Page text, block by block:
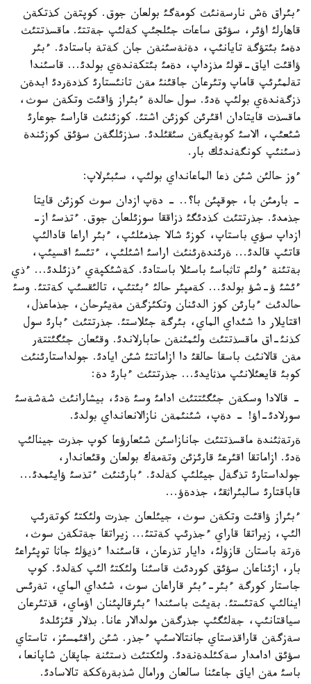
ءبئراق ةش نارسةنئث كومةگئ بولعان جوق. كوپتةن كذتكةن
قاهارلئ اؤئر، سؤئق ساعات جئلجئپ كةلئپ جةتتئ. ماقسذتتئث
دةمئ بئتؤگة تايانئپ، دةنةسئنةن جان كةتة باستادئ. ءبئر
ؤاقئت اياق-قولئ مذزداپ، دةمئ بئتكةندةي بولدئ... قاسئندا
تةلمئرئپ قاماپ وتئرعان جاقئنئ مةن تانئستارئ كذدةردئ ابدةن
ذزگةندةي بولئپ ةدئ. سول حالدة ءبئراز ؤاقئت وتكةن سوث،
ماقسذت قايتادان اقئرئن كوزئن اشتئ. كوزئنئث قاراسئ جوعارئ
شئعئپ، الاسئ كوبةيگةن سئقئلدئ. سذزئلگةن سؤئق كوزئندة
ذسئنئپ كونگةندئك بار.
ءوز حالئن شئن ذعا الماعانداي بولئپ، سئبئرلاپ:
- بارمئن با، جوقپئن با؟.. - دةپ ازدان سوث كوزئن قايتا
جذمدئ. جذرتتئث كذدئگئ ذزاققا سوزئلعان جوق. ءتذسئ از-
ازداپ سؤي باستاپ، كوزئ شالا جذمئلئپ، ءبئر اراعا قادالئپ
قاتئپ قالدئ... ةرئندةرئنئث اراسئ اشئلئپ، ءتئسئ اقسيئپ،
بةتئنة ءولئم تاثباسئ باسئلا باستادئ. كةشئكپةي ءذزئلدئ... ءذي
ءئشئ ؤ-شؤ بولدئ... كةمپئر حالئ ءبئتئپ، تالئقسئپ كةتتئ. وسئ
حالدئث ءبارئن كوز الدئنان وتكئزگةن مةيئرحان، جذماعذل،
اقتايلار دا شئداي الماي، بئرگة جئلاستئ. جذرتتئث ءبارئ سول
كذنئ-اق ماقسذتتئث ولئمئنةن حابارلاندئ. وقئعان جئگئتتةر
مةن قالانئث باسقا حالقئ دا ازاماتتئ شئن ايادئ. جولداستارئنئث
كوبئ قايعئلانئپ مذثايدئ... جذرتتئث ءبارئ دة:
- قالادا وسكةن جئگئتتئث ادامئ وسئ ةدئ، بيشارانئث شةشةسئ
سورلادئ-اؤ! - دةپ، شئنئمةن نازالانعانداي بولدئ.
ةرتةثئندة ماقسذتتئث جانازاسئن شئعارؤعا كوپ جذرت جينالئپ
ةدئ. ازاماتقا اقئرعئ قارئزئن وتةمةك بولعان وقئعاندار،
جولداستارئ تذگةل جيئلئپ كةلدئ. ءبارئنئث ءتذسئ ؤايئمدئ...
قاباقتارئ سالبئراثقئ، جذدةؤ...
ءبئراز ؤاقئت وتكةن سوث، جيئلعان جذرت ولئكتئ كوتةرئپ
الئپ، زيراتقا قاراي ءجذرئپ كةتتئ... زيراتقا جةتكةن سوث،
ةرتة باستان قازؤلئ، دايار تذرعان، قاسئندا ءذيؤلئ جاثا توپئراعئ
بار، ازئناعان سؤئق كوردئث قاسئنا ولئكتئ الئپ كةلدئ. كوپ
جاستار كورگة ءبئر-ءبئر قاراعان سوث، شئداي الماي، تةرئس
اينالئپ كةتئستئ. بةيئت باسئندا ءبئرقالپئنان اؤماي، قذتئرعان
سياقتانئپ، جةلئگئپ جذرگةن مولدالار عانا. بذلار قئزئلدئ
سةزگةن قاراقذستاي جانتالاسئپ ءجذر. شئن راقئمسئز، تاستاي
سؤئق ادامدار سةكئلدةنةدئ. ولئكتئث ذستئنة جاپقان شاپانعا،
باسئ مةن اياق جاعئنا سالعان ورامال شذبةرةككة تالاسادئ.